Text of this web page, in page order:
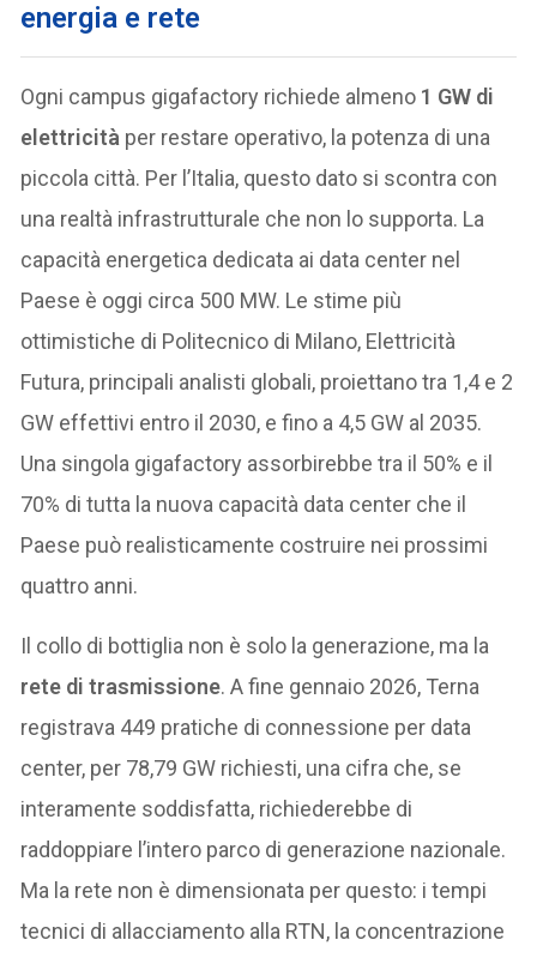
energia e rete
Ogni campus gigafactory richiede almeno 1 GW di
elettricità per restare operativo, la potenza di una
piccola città. Per l’Italia, questo dato si scontra con
una realtà infrastrutturale che non lo supporta. La
capacità energetica dedicata ai data center nel
Paese è oggi circa 500 MW. Le stime più
ottimistiche di Politecnico di Milano, Elettricità
Futura, principali analisti globali, proiettano tra 1,4 e 2
GW effettivi entro il 2030, e fino a 4,5 GW al 2035.
Una singola gigafactory assorbirebbe tra il 50% e il
70% di tutta la nuova capacità data center che il
Paese può realisticamente costruire nei prossimi
quattro anni.
Il collo di bottiglia non è solo la generazione, ma la
rete di trasmissione. A fine gennaio 2026, Terna
registrava 449 pratiche di connessione per data
center, per 78,79 GW richiesti, una cifra che, se
interamente soddisfatta, richiederebbe di
raddoppiare l’intero parco di generazione nazionale.
Ma la rete non è dimensionata per questo: i tempi
tecnici di allacciamento alla RTN, la concentrazione